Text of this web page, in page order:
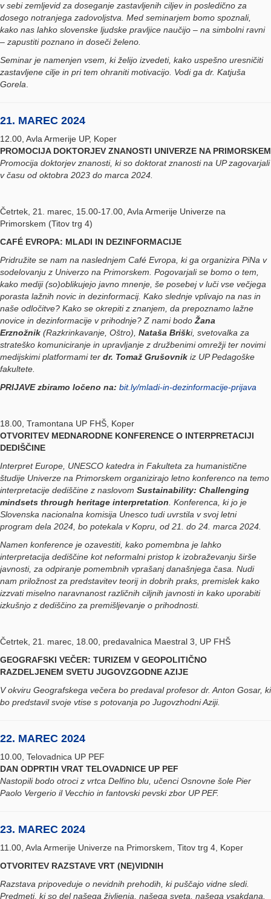
v sebi zemljevid za doseganje zastavljenih ciljev in posledično za
dosego notranjega zadovoljstva. Med seminarjem bomo spoznali,
kako nas lahko slovenske ljudske pravljice naučijo – na simbolni ravni
– zapustiti poznano in doseči želeno.
Seminar je namenjen vsem, ki želijo izvedeti, kako uspešno uresničiti
zastavljene cilje in pri tem ohraniti motivacijo. Vodi ga dr. Katjuša
Gorela
21. MAREC 2024
12.00, Avla Armerije UP, Koper
PROMOCIJA DOKTORJEV ZNANOSTI UNIVERZE NA PRIMORSKEM
Promocija doktorjev znanosti, ki so doktorat znanosti na UP zagovarjali
v času od oktobra 2023 do marca 2024.
Četrtek, 21. marec, 15.00-17.00, Avla Armerije Univerze na
Primorskem (Titov trg 4)
CAFÉ EVROPA: MLADI IN DEZINFORMACIJE
Pridružite se nam na naslednjem Café Evropa, ki ga organizira PiNa v
sodelovanju z Univerzo na Primorskem. Pogovarjali se bomo o tem,
kako mediji (so)oblikujejo javno mnenje, še posebej v luči vse večjega
porasta lažnih novic in dezinformacij. Kako slednje vplivajo na nas in
naše odločitve? Kako se okrepiti z znanjem, da prepoznamo lažne
novice in dezinformacije v prihodnje? Z nami bodo Žana
Erznožnik (Razkrinkavanje, Oštro), Nataša Briški, svetovalka za
strateško komuniciranje in upravljanje z družbenimi omrežji ter novimi
medijskimi platformami ter dr. Tomaž Grušovnik iz UP Pedagoške
fakultete.
PRIJAVE zbiramo ločeno na: bit.ly/mladi-in-dezinformacije-prijava
18.00, Tramontana UP FHŠ, Koper
OTVORITEV MEDNARODNE KONFERENCE O INTERPRETACIJI
DEDIŠČINE
Interpret Europe, UNESCO katedra in Fakulteta za humanistične
študije Univerze na Primorskem organizirajo letno konferenco na temo
interpretacije dediščine z naslovom Sustainability: Challenging
mindsets through heritage interpretation . Konferenca, ki jo je
Slovenska nacionalna komisija Unesco tudi uvrstila v svoj letni
program dela 2024, bo potekala v Kopru, od 21. do 24. marca 2024.
Namen konference je ozavestiti, kako pomembna je lahko
interpretacija dediščine kot neformalni pristop k izobraževanju širše
javnosti, za odpiranje pomembnih vprašanj današnjega časa. Nudi
nam priložnost za predstavitev teorij in dobrih praks, premislek kako
izzvati miselno naravnanost različnih ciljnih javnosti in kako uporabiti
izkušnjo z dediščino za premišljevanje o prihodnosti.
Četrtek, 21. marec, 18.00, predavalnica Maestral 3, UP FHŠ
GEOGRAFSKI VEČER: TURIZEM V GEOPOLITIČNO
RAZDELJENEM SVETU JUGOVZGODNE AZIJE
V okviru Geografskega večera bo predaval profesor dr. Anton Gosar, ki
bo predstavil svoje vtise s potovanja po Jugovzhodni Aziji.
22. MAREC 2024
10.00, Telovadnica UP PEF
DAN ODPRTIH VRAT TELOVADNICE UP PEF
Nastopili bodo otroci z vrtca Delfino blu, učenci Osnovne šole Pier
Paolo Vergerio il Vecchio in fantovski pevski zbor UP PEF.
23. MAREC 2024
11.00, Avla Armerije Univerze na Primorskem, Titov trg 4, Koper
OTVORITEV RAZSTAVE VRT (NE)VIDNIH
Razstava pripoveduje o nevidnih prehodih, ki puščajo vidne sledi.
Predmeti, ki so del našega življenja, našega sveta, našega vsakdana.